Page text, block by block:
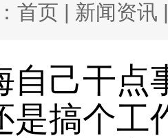
首页 | 新闻资讯 |
自己干点
是搞个工